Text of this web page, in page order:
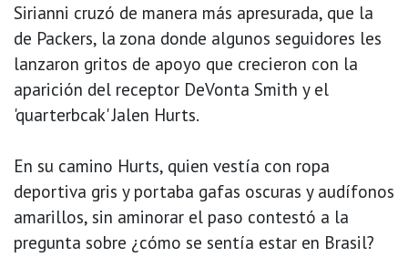
Sirianni cruzó de manera más apresurada, que la
de Packers, la zona donde algunos seguidores les
lanzaron gritos de apoyo que crecieron con la
aparición del receptor DeVonta Smith y el
'quarterbcak' Jalen Hurts.
En su camino Hurts, quien vestía con ropa
deportiva gris y portaba gafas oscuras y audífonos
amarillos, sin aminorar el paso contestó a la
pregunta sobre ¿cómo se sentía estar en Brasil?